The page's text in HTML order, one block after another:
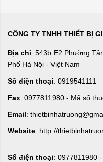
CÔNG TY TNHH THIẾT BỊ
Địa chỉ: 543b E2 Phường
Phố Hà Nội - Việt Nam
Số điện thoại: 0919541111
Fax: 0977811980 - Mã số
Email:
Website: http://
Số điện thoại: 0977811980